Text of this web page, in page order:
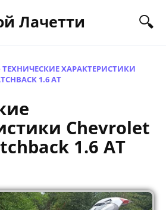
Лачетти
ТЕХНИЧЕСКИЕ ХАРАКТЕРИСТИКИ
1.6 AT
Chevrolet
1.6 AT